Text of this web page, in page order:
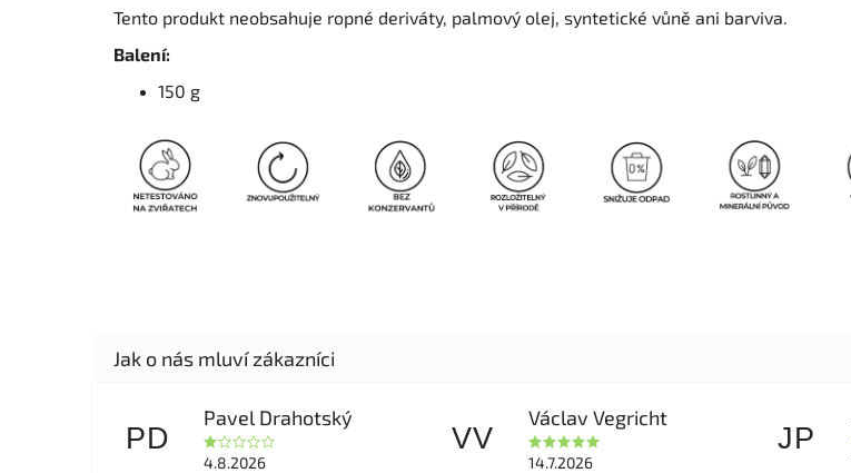
Tento produkt neobsahuje ropné deriváty, palmový olej, syntetické vůně ani barviva.
Balení:
150 g
PD
Pavel Drahotský
4.8.2026
VV
Václav Vegricht
14.7.2026
JP